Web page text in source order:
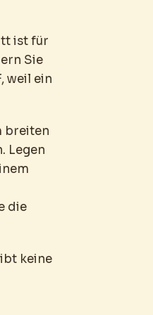
ist für
Sie
weil ein
breiten
Legen
die
keine